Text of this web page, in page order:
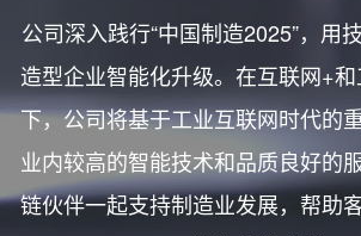
公司深入践行“中国制造2025”，用
造型企业智能化升级。在互联网+
下，公司将基于工业互联网时代的
业内较高的智能技术和品质良好的
链伙伴一起支持制造业发展，帮助